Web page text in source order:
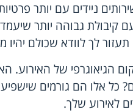
ניידים עם יותר
קיבולת גבוהה יותר
לך לוודא שכולם יהיו
הגיאוגרפי של האירוע.
כל אלו הם גורמים
לאירוע שלך.